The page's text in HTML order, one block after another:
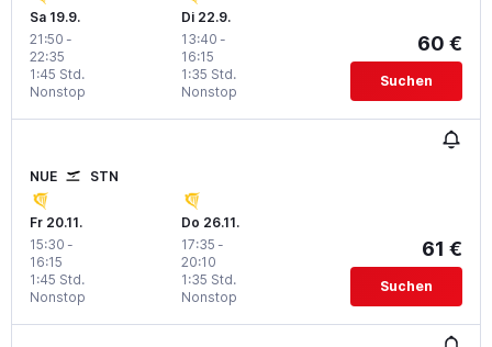
Sa 19.9.
21:50 -
22:35
Nonstop
1:45 Std.
Di 22.9.
13:40 -
16:15
Nonstop
1:35 Std.
60 €
Suchen
NUE STN
Fr 20.11.
15:30 -
16:15
Nonstop
1:45 Std.
Do 26.11.
17:35 -
20:10
Nonstop
1:35 Std.
61 €
Suchen